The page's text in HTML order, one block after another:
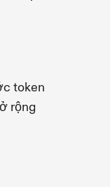
token
rộng